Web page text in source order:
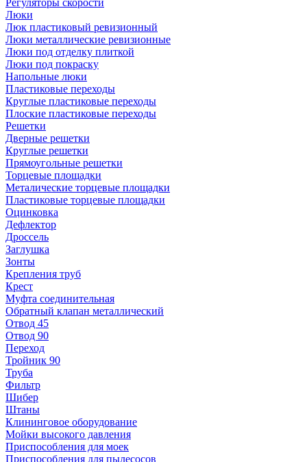
Регуляторы скорости
Люки
Люк пластиковый ревизионный
Люки металлические ревизионные
Люки под отделку плиткой
Люки под покраску
Напольные люки
Пластиковые переходы
Круглые пластиковые переходы
Плоские пластиковые переходы
Решетки
Дверные решетки
Круглые решетки
Прямоугольные решетки
Торцевые площадки
Металические торцевые площадки
Пластиковые торцевые площадки
Оцинковка
Дефлектор
Дроссель
Заглушка
Зонты
Крепления труб
Крест
Муфта соединительная
Обратный клапан металлический
Отвод 45
Отвод 90
Переход
Тройник 90
Труба
Фильтр
Шибер
Штаны
Клининговое оборудование
Мойки высокого давления
Приспособления для моек
Приспособления для пылесосов